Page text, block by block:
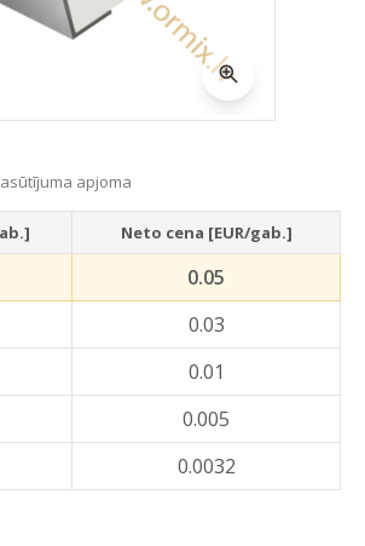
apjoma
Neto cena [EUR/gab.]
0.05
0.03
0.01
0.005
0.0032